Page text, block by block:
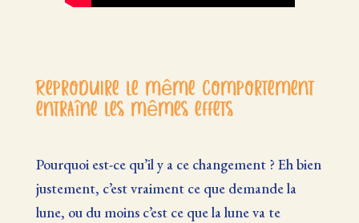
Reproduire le même comportement
entraîne les mêmes effets
Pourquoi est-ce qu’il y a ce changement ? Eh bien
justement, c’est vraiment ce que demande la
lune, ou du moins c’est ce que la lune va te